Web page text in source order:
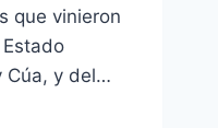
que vinieron
Cúa, y del…